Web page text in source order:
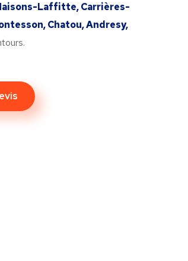
Laffitte, Carrières-
Chatou, Andresy,